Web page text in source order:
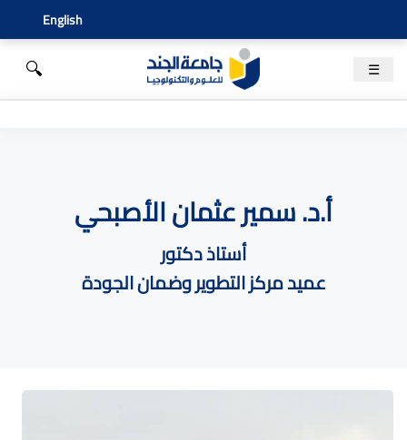
English
☰
🔍
أ.د. سمير عثمان الأصبحي
أستاذ دكتور
عميد مركز التطوير وضمان الجودة